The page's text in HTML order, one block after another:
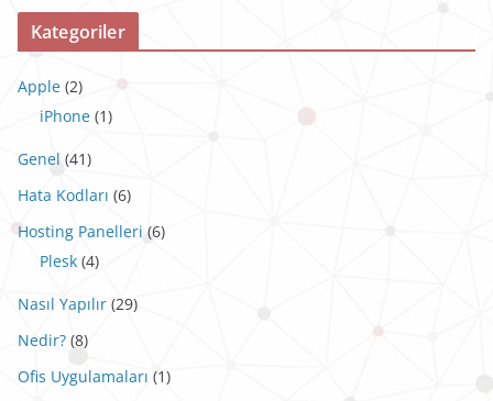
Kategoriler
Apple (2)
iPhone (1)
Genel (41)
Hata Kodları (6)
Hosting Panelleri (6)
Plesk (4)
Nasıl Yapılır (29)
Nedir? (8)
Ofis Uygulamaları (1)